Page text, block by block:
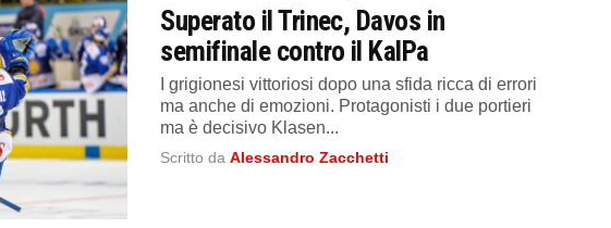
Superato il Trinec, Davos in
semifinale contro il KalPa
I grigionesi vittoriosi dopo una sfida ricca di errori
ma anche di emozioni. Protagonisti i due portieri
ma è decisivo Klasen...
Scritto daAlessandro Zacchetti